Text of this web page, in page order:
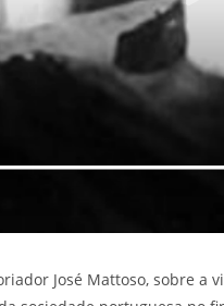
José Mattoso, sobre a